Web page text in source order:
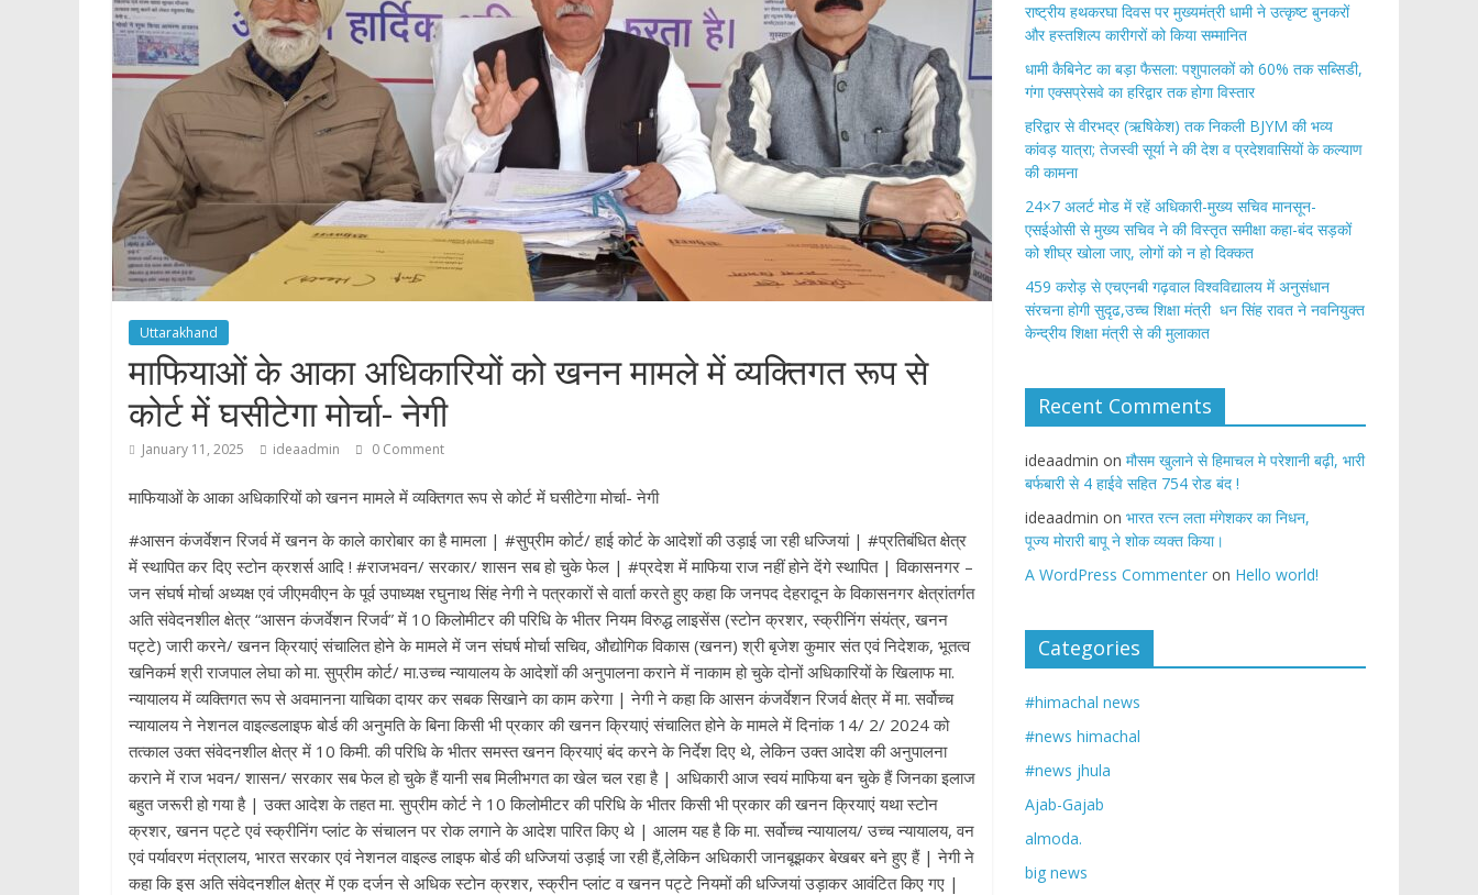
Uttarakhand
माफियाओं के आका अधिकारियों को खनन मामले में व्यक्तिगत रूप से
कोर्ट में घसीटेगा मोर्चा- नेगी
January 11, 2025 ideaadmin 0 Comment
माफियाओं के आका अधिकारियों को खनन मामले में व्यक्तिगत रूप से कोर्ट में घसीटेगा मोर्चा- नेगी
#आसन कंजर्वेशन रिजर्व में खनन के काले कारोबार का है मामला | #सुप्रीम कोर्ट/ हाई कोर्ट के आदेशों की उड़ाई जा रही धज्जियां | #प्रतिबंधित क्षेत्र
में स्थापित कर दिए स्टोन क्रशर्स आदि ! #राजभवन/ सरकार/ शासन सब हो चुके फेल | #प्रदेश में माफिया राज नहीं होने देंगे स्थापित | विकासनगर –
जन संघर्ष मोर्चा अध्यक्ष एवं जीएमवीएन के पूर्व उपाध्यक्ष रघुनाथ सिंह नेगी ने पत्रकारों से वार्ता करते हुए कहा कि जनपद देहरादून के विकासनगर क्षेत्रांतर्गत
अति संवेदनशील क्षेत्र “आसन कंजर्वेशन रिजर्व” में 10 किलोमीटर की परिधि के भीतर नियम विरुद्ध लाइसेंस (स्टोन क्रशर, स्क्रीनिंग संयंत्र, खनन
पट्टे) जारी करने/ खनन क्रियाएं संचालित होने के मामले में जन संघर्ष मोर्चा सचिव, औद्योगिक विकास (खनन) श्री बृजेश कुमार संत एवं निदेशक, भूतत्व
खनिकर्म श्री राजपाल लेघा को मा. सुप्रीम कोर्ट/ मा.उच्च न्यायालय के आदेशों की अनुपालना कराने में नाकाम हो चुके दोनों अधिकारियों के खिलाफ मा.
न्यायालय में व्यक्तिगत रूप से अवमानना याचिका दायर कर सबक सिखाने का काम करेगा | नेगी ने कहा कि आसन कंजर्वेशन रिजर्व क्षेत्र में मा. सर्वोच्च
न्यायालय ने नेशनल वाइल्डलाइफ बोर्ड की अनुमति के बिना किसी भी प्रकार की खनन क्रियाएं संचालित होने के मामले में दिनांक 14/ 2/ 2024 को
तत्काल उक्त संवेदनशील क्षेत्र में 10 किमी. की परिधि के भीतर समस्त खनन क्रियाएं बंद करने के निर्देश दिए थे, लेकिन उक्त आदेश की अनुपालना
कराने में राज भवन/ शासन/ सरकार सब फेल हो चुके हैं यानी सब मिलीभगत का खेल चल रहा है | अधिकारी आज स्वयं माफिया बन चुके हैं जिनका इलाज
बहुत जरूरी हो गया है | उक्त आदेश के तहत मा. सुप्रीम कोर्ट ने 10 किलोमीटर की परिधि के भीतर किसी भी प्रकार की खनन क्रियाएं यथा स्टोन
क्रशर, खनन पट्टे एवं स्क्रीनिंग प्लांट के संचालन पर रोक लगाने के आदेश पारित किए थे | आलम यह है कि मा. सर्वोच्च न्यायालय/ उच्च न्यायालय, वन
एवं पर्यावरण मंत्रालय, भारत सरकार एवं नेशनल वाइल्ड लाइफ बोर्ड की धज्जियां उड़ाई जा रही हैं,लेकिन अधिकारी जानबूझकर बेखबर बने हुए हैं | नेगी ने
कहा कि इस अति संवेदनशील क्षेत्र में एक दर्जन से अधिक स्टोन क्रशर, स्क्रीन प्लांट व खनन पट्टे नियमों की धज्जियां उड़ाकर आवंटित किए गए |
राष्ट्रीय हथकरघा दिवस पर मुख्यमंत्री धामी ने उत्कृष्ट बुनकरों
और हस्तशिल्प कारीगरों को किया सम्मानित
​धामी कैबिनेट का बड़ा फैसला: पशुपालकों को 60% तक सब्सिडी,
गंगा एक्सप्रेसवे का हरिद्वार तक होगा विस्तार
​हरिद्वार से वीरभद्र (ऋषिकेश) तक निकली BJYM की भव्य
कांवड़ यात्रा; तेजस्वी सूर्या ने की देश व प्रदेशवासियों के कल्याण
की कामना
24×7 अलर्ट मोड में रहें अधिकारी-मुख्य सचिव मानसून-
एसईओसी से मुख्य सचिव ने की विस्तृत समीक्षा कहा-बंद सड़कों
को शीघ्र खोला जाए, लोगों को न हो दिक्कत
459 करोड़ से एचएनबी गढ़वाल विश्वविद्यालय में अनुसंधान
संरचना होगी सुदृढ,उच्च शिक्षा मंत्री धन सिंह रावत ने नवनियुक्त
केन्द्रीय शिक्षा मंत्री से की मुलाकात
Recent Comments
ideaadmin on मौसम खुलाने से हिमाचल मे परेशानी बढ़ी, भारी
बर्फबारी से 4 हाईवे सहित 754 रोड बंद !
ideaadmin on भारत रत्न लता मंगेशकर का निधन,
पूज्य मोरारी बापू ने शोक व्यक्त किया।
A WordPress Commenter on Hello world!
Categories
#himachal news
#news himachal
#news jhula
Ajab-Gajab
almoda.
big news